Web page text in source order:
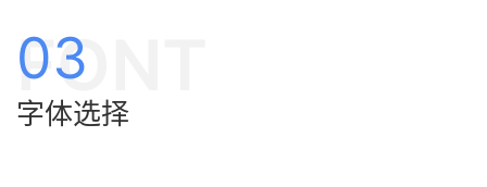
03
FONT
字体选择